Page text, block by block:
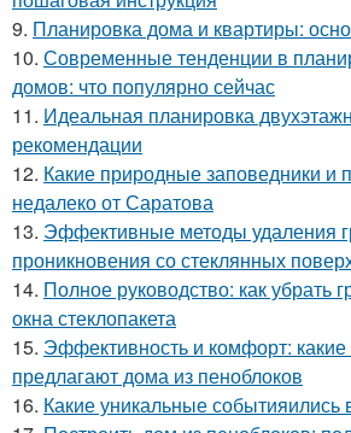
9. Планировка дома и квартиры:
10. Современные тенденции в
домов: что популярно сейчас
11. Идеальная планировка
рекомендации
12. Какие природные заповедники и
недалеко от Саратова
13. Эффективные методы удаления
проникновения со стеклянных
14. Полное руководство: как убрать
окна стеклопакета
15. Эффективность и комфорт:
предлагают дома из пеноблоков
16. Какие уникальные событияились